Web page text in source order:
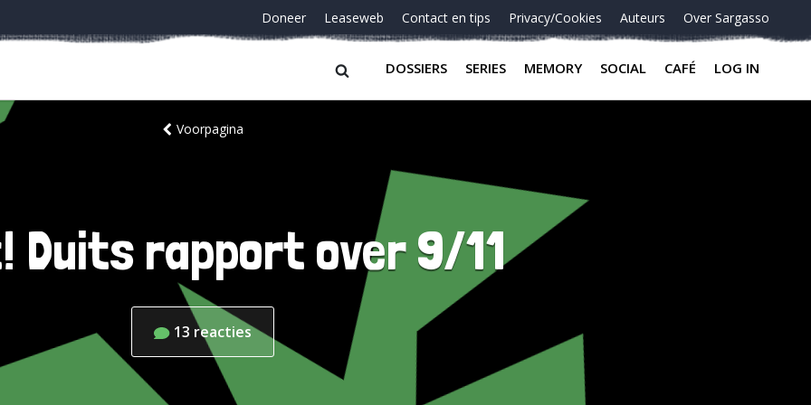
Doneer Leaseweb Contact en tips Privacy/Cookies Auteurs Over Sargasso
DOSSIERS SERIES MEMORY SOCIAL CAFÉ LOG IN
Voorpagina
Duits rapport over 9/11
13 reacties